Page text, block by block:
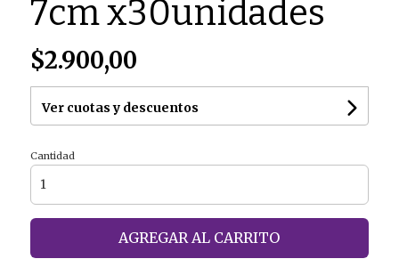
7cm x30unidades
$2.900,00
Ver cuotas y descuentos
Cantidad
AGREGAR AL CARRITO